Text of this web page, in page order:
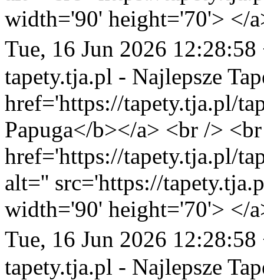
width='90' height='70'> </
Tue, 16 Jun 2026 12:28:58
tapety.tja.pl - Najlepsze
href='https://tapety.tja.pl/
Papuga</b></a> <br />
href='https://tapety.tja.pl/
alt='' src='https://
width='90' height='70'> </
Tue, 16 Jun 2026 12:28:58
tapety.tja.pl - Najlepsze